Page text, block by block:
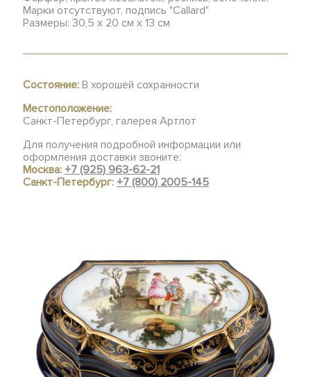
Марки отсутствуют, подпись "Callard"
Размеры: 30,5 х 20 см х 13 см
Состояние: В хорошей сохранности
Местоположение:
Санкт-Петербург, галерея Артлот
Для получения подробной информации или
оформления доставки звоните:
Москва:+7 (925) 963-62-21
Санкт-Петербург:+7 (800) 2005-145